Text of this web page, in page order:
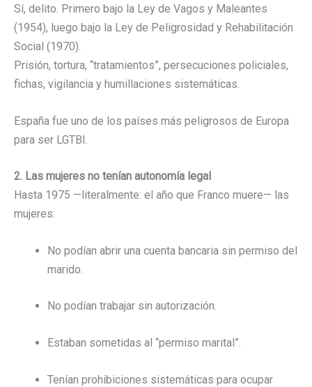
Sí, delito. Primero bajo la Ley de Vagos y Maleantes
(1954), luego bajo la Ley de Peligrosidad y Rehabilitación
Social (1970).
Prisión, tortura, “tratamientos”, persecuciones policiales,
fichas, vigilancia y humillaciones sistemáticas.
España fue uno de los países más peligrosos de Europa
para ser LGTBI.
2. Las mujeres no tenían autonomía legal
Hasta 1975 —literalmente: el año que Franco muere— las
mujeres:
No podían abrir una cuenta bancaria sin permiso del
marido.
No podían trabajar sin autorización.
Estaban sometidas al “permiso marital”.
Tenían prohibiciones sistemáticas para ocupar